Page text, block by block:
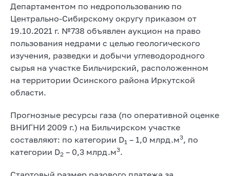
Департаментом по недропользованию по
Центрально-Сибирскому округу приказом от
19.10.2021 г. №738 объявлен аукцион на право
пользования недрами с целью геологического
изучения, разведки и добычи углеводородного
сырья на участке Бильчирский, расположенном
на территории Осинского района Иркутской
области.
Прогнозные ресурсы газа (по оперативной оценке
ВНИГНИ 2009 г.) на Бильчирском участке
составляют: по категории D1 – 1,0 млрд.м3, по
категории D2 – 0,3 млрд.м3.